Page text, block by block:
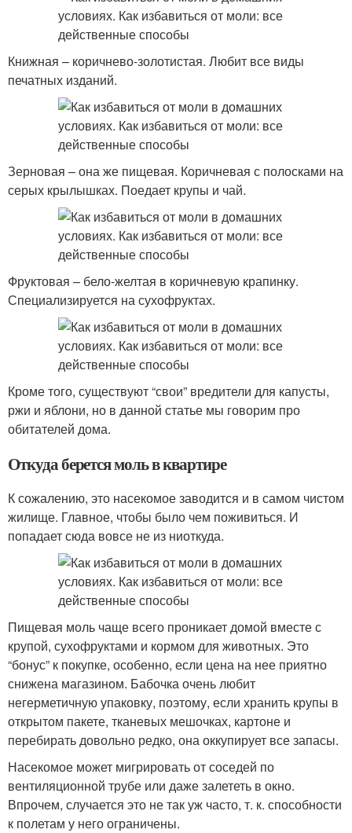
Книжная – коричнево-золотистая. Любит все виды
печатных изданий.
Зерновая – она же пищевая. Коричневая с полосками на
серых крылышках. Поедает крупы и чай.
Фруктовая – бело-желтая в коричневую крапинку.
Специализируется на сухофруктах.
Кроме того, существуют “свои” вредители для капусты,
ржи и яблони, но в данной статье мы говорим про
обитателей дома.
Откуда берется моль в квартире
К сожалению, это насекомое заводится и в самом чистом
жилище. Главное, чтобы было чем поживиться. И
попадает сюда вовсе не из ниоткуда.
Пищевая моль чаще всего проникает домой вместе с
крупой, сухофруктами и кормом для животных. Это
“бонус” к покупке, особенно, если цена на нее приятно
снижена магазином. Бабочка очень любит
негерметичную упаковку, поэтому, если хранить крупы в
открытом пакете, тканевых мешочках, картоне и
перебирать довольно редко, она оккупирует все запасы.
Насекомое может мигрировать от соседей по
вентиляционной трубе или даже залететь в окно.
Впрочем, случается это не так уж часто, т. к. способности
к полетам у него ограничены.